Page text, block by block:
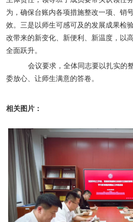
为，确保台账内各项措施整改一项、销
效。三是以师生可感可及的发展成果检
改带来的新变化、新便利、新温度，以
全面跃升。
会议要求，全体同志要以扎实的
委放心、让师生满意的答卷。
相关图片：